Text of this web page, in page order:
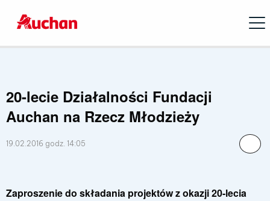
20-lecie Działalności Fundacji
Auchan na Rzecz Młodzieży
19.02.2016 godz. 14:05
Zaproszenie do składania projektów z okazji 20-lecia